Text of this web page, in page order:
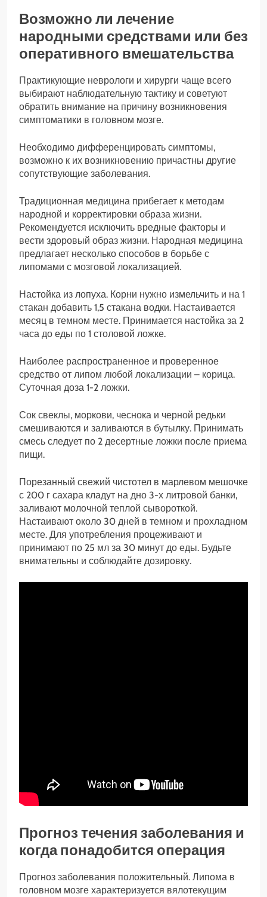
Возможно ли лечение
народными средствами или без
оперативного вмешательства
Практикующие неврологи и хирурги чаще всего
выбирают наблюдательную тактику и советуют
обратить внимание на причину возникновения
симптоматики в головном мозге.
Необходимо дифференцировать симптомы,
возможно к их возникновению причастны другие
сопутствующие заболевания.
Традиционная медицина прибегает к методам
народной и корректировки образа жизни.
Рекомендуется исключить вредные факторы и
вести здоровый образ жизни. Народная медицина
предлагает несколько способов в борьбе с
липомами с мозговой локализацией.
Настойка из лопуха. Корни нужно измельчить и на 1
стакан добавить 1,5 стакана водки. Настаивается
месяц в темном месте. Принимается настойка за 2
часа до еды по 1 столовой ложке.
Наиболее распространенное и проверенное
средство от липом любой локализации – корица.
Суточная доза 1-2 ложки.
Сок свеклы, моркови, чеснока и черной редьки
смешиваются и заливаются в бутылку. Принимать
смесь следует по 2 десертные ложки после приема
пищи.
Порезанный свежий чистотел в марлевом мешочке
с 200 г сахара кладут на дно 3-х литровой банки,
заливают молочной теплой сывороткой.
Настаивают около 30 дней в темном и прохладном
месте. Для употребления процеживают и
принимают по 25 мл за 30 минут до еды. Будьте
внимательны и соблюдайте дозировку.
Прогноз течения заболевания и
когда понадобится операция
Прогноз заболевания положительный. Липома в
головном мозге характеризуется вялотекущим